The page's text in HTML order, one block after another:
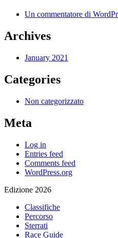
Un commentatore di
Archives
January 2021
Categories
Non categorizzato
Meta
Log in
Entries feed
Comments feed
WordPress.org
Edizione 2026
Classifiche
Percorso
Sterrati
Race Guide